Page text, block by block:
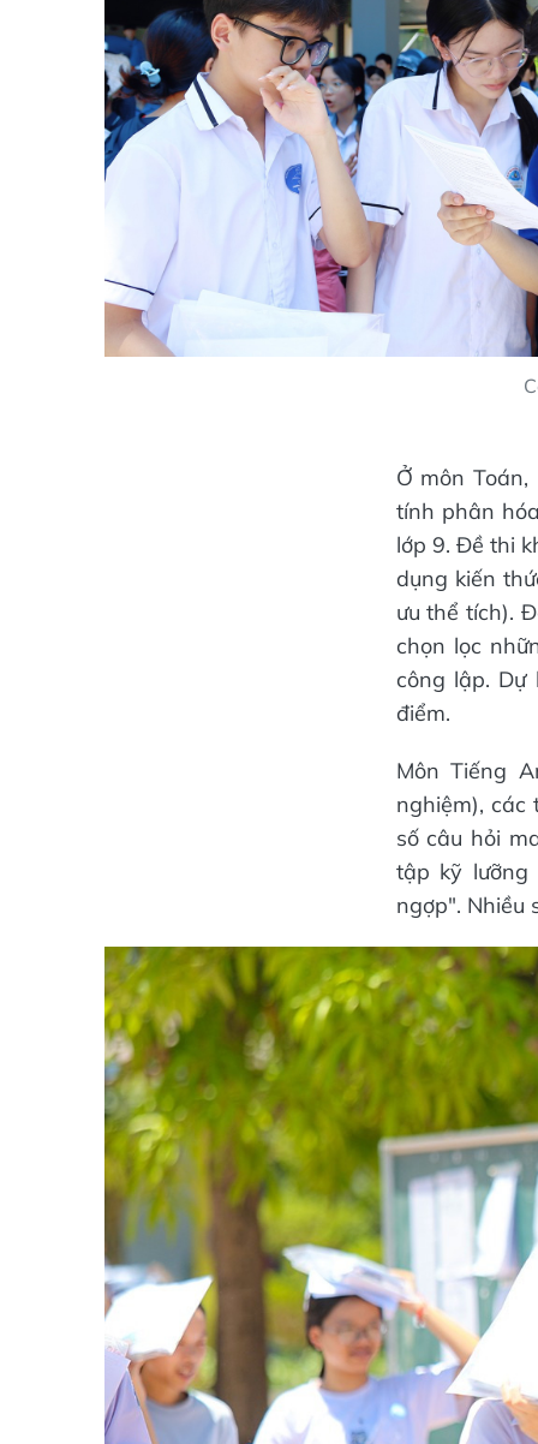
Ở môn
tính phân
lớp 9. Đề thi
dụng kiến
ưu thể tích).
chọn lọc
công lập.
điểm.
Môn Tiếng
nghiệm),
số câu hỏi
tập kỹ lưỡng
ngợp". Nhiều